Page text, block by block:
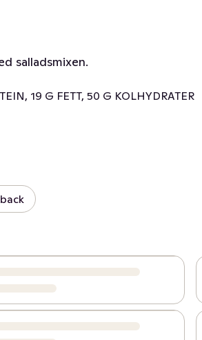
salladsmixen.
19 G FETT, 50 G KOLHYDRATER